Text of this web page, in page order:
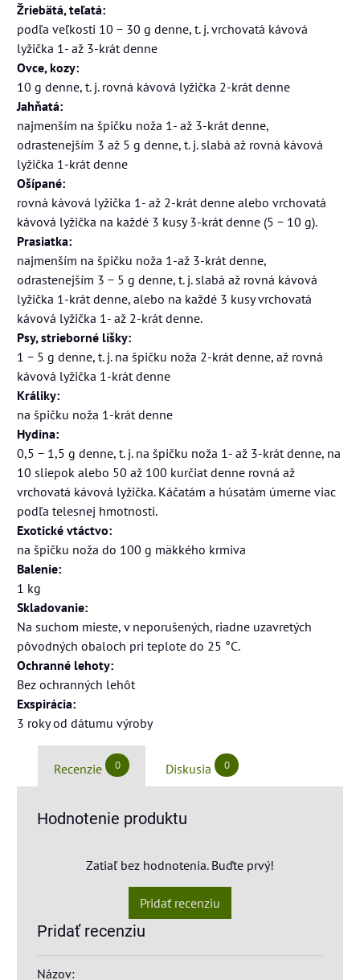
Žriebätá, teľatá:
podľa veľkosti 10 − 30 g denne, t. j. vrchovatá kávová
lyžička 1- až 3-krát denne
Ovce, kozy:
10 g denne, t. j. rovná kávová lyžička 2-krát denne
Jahňatá:
najmenším na špičku noža 1- až 3-krát denne,
odrastenejším 3 až 5 g denne, t. j. slabá až rovná kávová
lyžička 1-krát denne
Ošípané:
rovná kávová lyžička 1- až 2-krát denne alebo vrchovatá
kávová lyžička na každé 3 kusy 3-krát denne (5 − 10 g).
Prasiatka:
najmenším na špičku noža 1-až 3-krát denne,
odrastenejším 3 − 5 g denne, t. j. slabá až rovná kávová
lyžička 1-krát denne, alebo na každé 3 kusy vrchovatá
kávová lyžička 1- až 2-krát denne.
Psy, strieborné líšky:
1 − 5 g denne, t. j. na špičku noža 2-krát denne, až rovná
kávová lyžička 1-krát denne
Králiky:
na špičku noža 1-krát denne
Hydina:
0,5 − 1,5 g denne, t. j. na špičku noža 1- až 3-krát denne, na
10 sliepok alebo 50 až 100 kurčiat denne rovná až
vrchovatá kávová lyžička. Káčatám a húsatám úmerne viac
podľa telesnej hmotnosti.
Exotické vtáctvo:
na špičku noža do 100 g mäkkého krmiva
Balenie:
1 kg
Skladovanie:
Na suchom mieste, v neporušených, riadne uzavretých
pôvodných obaloch pri teplote do 25 °C.
Ochranné lehoty:
Bez ochranných lehôt
Exspirácia:
3 roky od dátumu výroby
Recenzie 0 Diskusia 0
Hodnotenie produktu
Zatiaľ bez hodnotenia. Buďte prvý!
Pridať recenziu
Pridať recenziu
Názov: